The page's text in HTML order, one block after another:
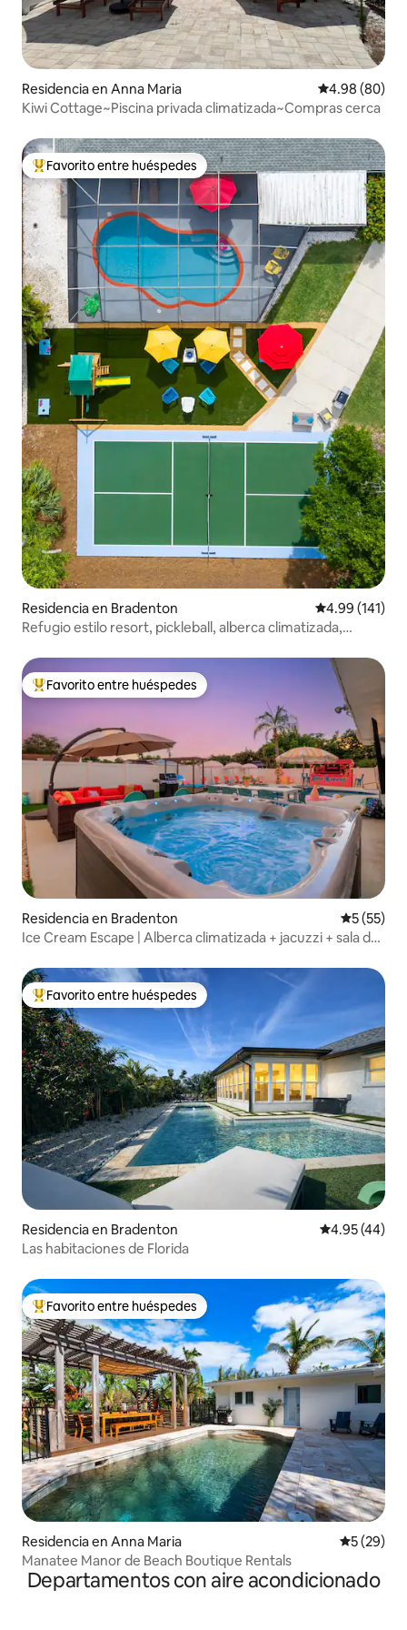
Residencia en Anna Maria Calificación
4.98 (80)
Kiwi Cottage~Piscina privada climatizada~Compras cerca
De los mejores en Favorito entre huéspedes
Favorito entre huéspedes
Residencia en Bradenton Calificación
4.99 (141)
Refugio estilo resort, pickleball, alberca climatizada,
De los mejores en Favorito entre huéspedes
Favorito entre huéspedes
Residencia en Bradenton
5 (55)
Ice Cream Escape | Alberca climatizada + jacuzzi + sala de
De los mejores en Favorito entre huéspedes
Favorito entre huéspedes
Residencia en Bradenton Calificación
4.95 (44)
Las habitaciones de Florida
De los mejores en Favorito entre huéspedes
Favorito entre huéspedes
Residencia en Anna Maria
5 (29)
Manatee Manor de Beach Boutique Rentals
Departamentos con aire acondicionado